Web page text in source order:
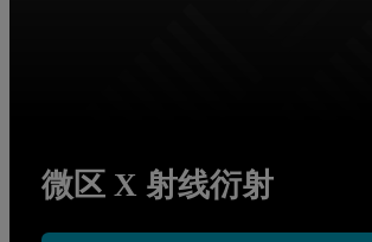
微区 X 射线衍射